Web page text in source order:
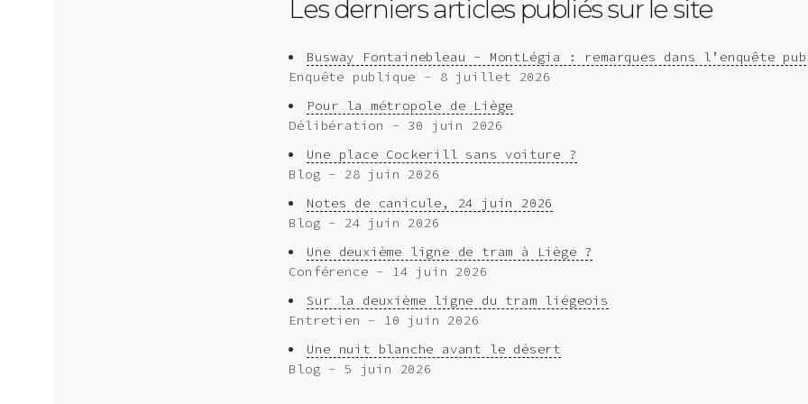
Les derniers articles publiés sur le site
Busway Fontainebleau - MontLégia : remarques dans l’enquête
Enquête publique - 8 juillet 2026
Pour la métropole de Liège
Délibération - 30 juin 2026
Une place Cockerill sans voiture ?
Blog - 28 juin 2026
Notes de canicule, 24 juin 2026
Blog - 24 juin 2026
Une deuxième ligne de tram à Liège ?
Conférence - 14 juin 2026
Sur la deuxième ligne du tram liégeois
Entretien - 10 juin 2026
Une nuit blanche avant le désert
Blog - 5 juin 2026